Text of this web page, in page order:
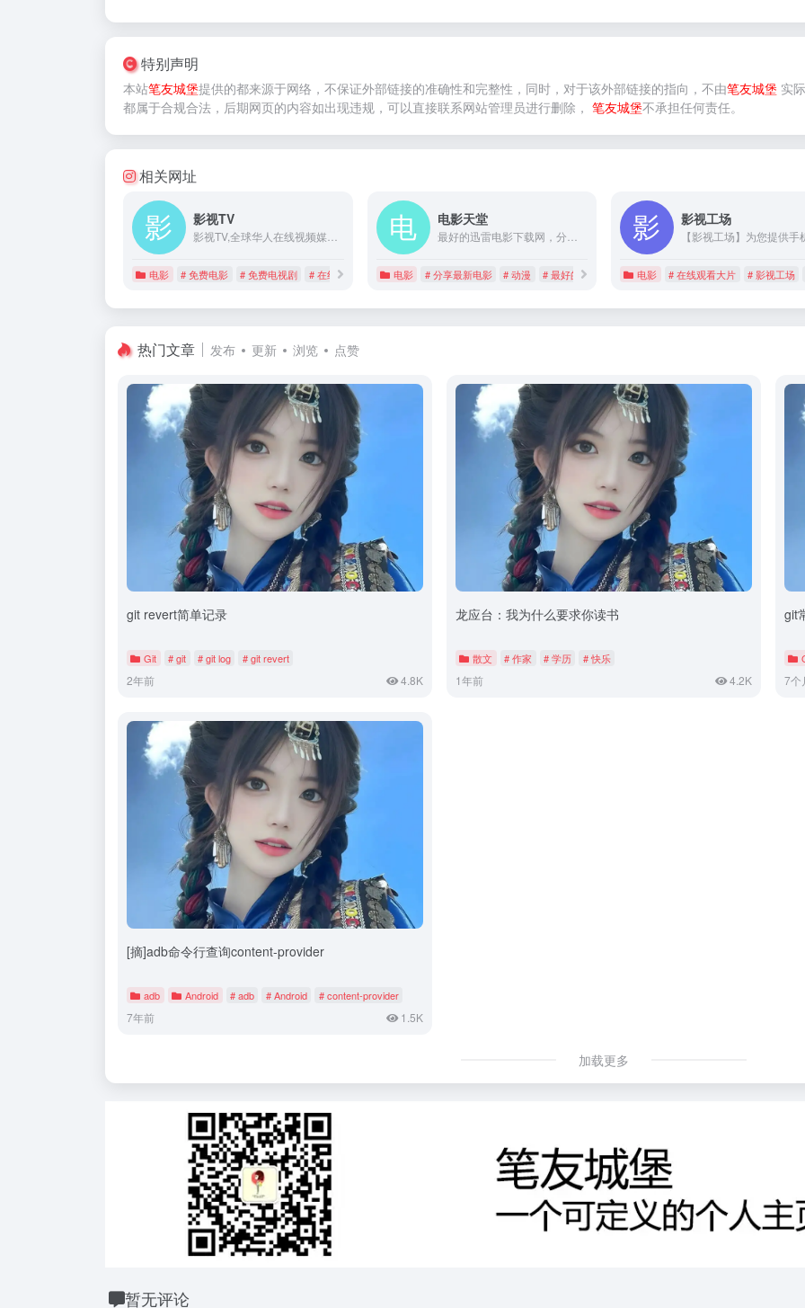
特别声明
本站笔友城堡提供的都来源于网络，不保证外部链接的准确性和完整性，同时，对于该外部链接的指向，不由笔友城堡 实
都属于合规合法，后期网页的内容如出现违规，可以直接联系网站管理员进行删除， 笔友城堡不承担任何责任。
相关网址
影视TV
电影 # 免费电影 # 免费电视剧 # 在线影院
电影天堂
电影 # 分享最新电影 # 动漫 # 最好的迅雷电影下载网
影视工场
电影 # 在线观看大片 # 影视工场
热门文章 发布 更新 浏览 点赞
git revert简单记录
Git # git # git log # git revert
2年前 4.8K
龙应台：我为什么要求你读书
散文 # 作家 # 学历 # 快乐
1年前 4.2K
git
7个
[摘]adb命令行查询content-provider
adb Android # adb # Android # content-provider
7年前 1.5K
加载更多
暂无评论